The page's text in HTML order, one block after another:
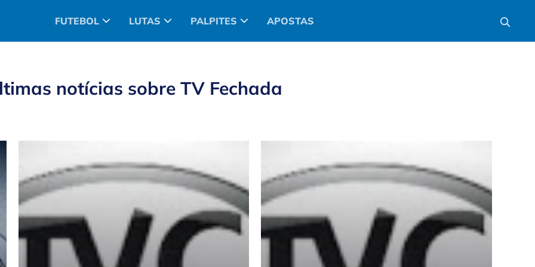
FUTEBOL LUTAS PALPITES APOSTAS
notícias sobre TV Fechada